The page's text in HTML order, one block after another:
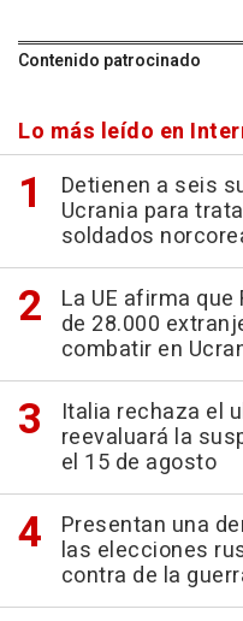
Contenido patrocinado
Lo más leído en
Detienen a seis
Ucrania para
soldados
La UE afirma
de 28.000
combatir en
Italia rechaza el
reevaluará la
el 15 de agosto
Presentan una
las elecciones
contra de la